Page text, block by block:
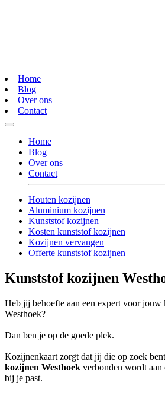
Home
Blog
Over ons
Contact
Home
Blog
Over ons
Contact
Houten kozijnen
Aluminium kozijnen
Kunststof kozijnen
Kosten kunststof kozijnen
Kozijnen vervangen
Offerte kunststof kozijnen
Kunststof kozijnen
Heb jij behoefte aan een expert voor
Westhoek?
Dan ben je op de goede plek.
Kozijnenkaart zorgt dat jij die op zoek
kozijnen Westhoek verbonden wordt
bij je past.